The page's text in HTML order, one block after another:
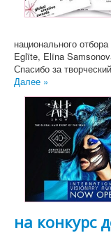
национального
Eglīte, Elīna
Спасибо за
Далее »
на конкурс